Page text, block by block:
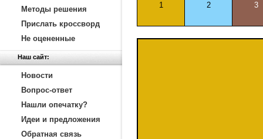
Методы решения
Прислать кроссворд
Не оцененные
Наш сайт:
Новости
Вопрос-ответ
Нашли опечатку?
Идеи и предложения
Обратная связь
1 2 3